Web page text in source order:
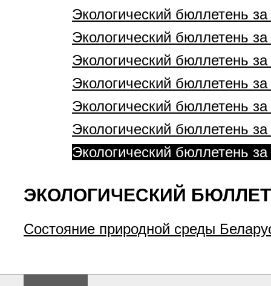
Экологический бюллетень
Экологический бюллетень за
Экологический бюллетень за
Экологический бюллетень за
Экологический бюллетень за
Экологический бюллетень за
Экологический бюллетень за
ЭКОЛОГИЧЕСКИЙ
Состояние природной среды